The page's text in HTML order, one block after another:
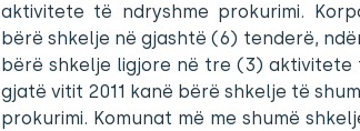
aktivitete të ndryshme prokurimi.
bërë shkelje në gjashtë (6) tenderë,
bërë shkelje ligjore në tre (3) aktivitete
gjatë vitit 2011 kanë bërë shkelje të
prokurimi. Komunat më me shumë